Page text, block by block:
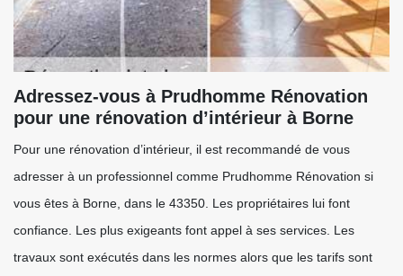
Adressez-vous à Prudhomme Rénovation
pour une rénovation d’intérieur à Borne
Pour une rénovation d’intérieur, il est recommandé de vous
adresser à un professionnel comme Prudhomme Rénovation si
vous êtes à Borne, dans le 43350. Les propriétaires lui font
confiance. Les plus exigeants font appel à ses services. Les
travaux sont exécutés dans les normes alors que les tarifs sont